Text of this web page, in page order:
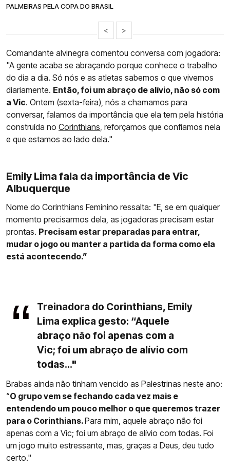
PALMEIRAS PELA COPA DO BRASIL
< >
Comandante alvinegra comentou conversa com jogadora:
"A gente acaba se abraçando porque conhece o trabalho
do dia a dia. Só nós e as atletas sabemos o que vivemos
diariamente. Então, foi um abraço de alívio, não só com
a Vic. Ontem (sexta-feira), nós a chamamos para
conversar, falamos da importância que ela tem pela história
construída no Corinthians , reforçamos que confiamos nela
e que estamos ao lado dela."
Emily Lima fala da importância de Vic
Albuquerque
Nome do Corinthians Feminino ressalta: "E, se em qualquer
momento precisarmos dela, as jogadoras precisam estar
prontas. Precisam estar preparadas para entrar,
mudar o jogo ou manter a partida da forma como ela
está acontecendo.”
Treinadora do Corinthians, Emily
Lima explica gesto: “Aquele
abraço não foi apenas com a
Vic; foi um abraço de alívio com
todas..."
Brabas ainda não tinham vencido as Palestrinas neste ano:
“O grupo vem se fechando cada vez mais e
entendendo um pouco melhor o que queremos trazer
para o Corinthians.Para mim, aquele abraço não foi
apenas com a Vic; foi um abraço de alívio com todas. Foi
um jogo muito estressante, mas, graças a Deus, deu tudo
certo."